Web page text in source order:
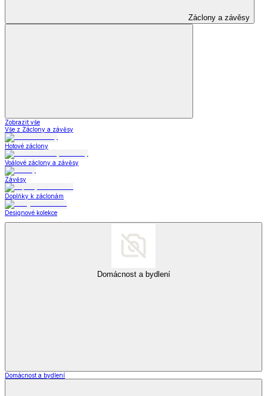
Záclony a závěsy
Zobrazit vše
Vše z Záclony a závěsy
Hotové záclony
Voálové záclony a závěsy
Závěsy
Doplňky k záclonám
Designové kolekce
Domácnost a bydlení
Domácnost a bydlení